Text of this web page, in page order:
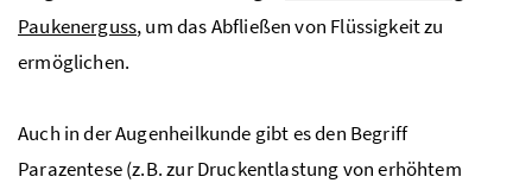
Paukenerguss, um das Abfließen von Flüssigkeit zu
ermöglichen.
Auch in der Augenheilkunde gibt es den Begriff
Parazentese (z.B.zur Druckentlastung von erhöhtem